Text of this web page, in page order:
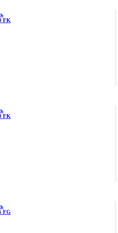
FK
FK
FG